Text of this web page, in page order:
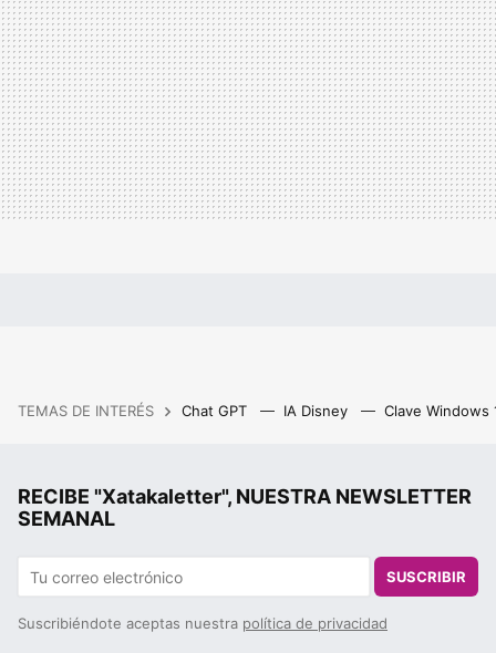
TEMAS DE INTERÉS Chat GPT IA Disney Clave Windows
RECIBE "Xatakaletter", NUESTRA NEWSLETTER
SEMANAL
SUSCRIBIR
Suscribiéndote aceptas nuestra política de privacidad